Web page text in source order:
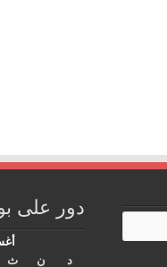
دور على
د
ن ث